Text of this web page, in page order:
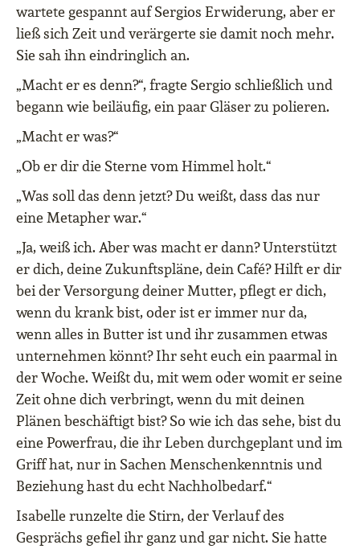
wartete gespannt auf Sergios Erwiderung, aber er
ließ sich Zeit und verärgerte sie damit noch mehr.
Sie sah ihn eindringlich an.
„Macht er es denn?“, fragte Sergio schließlich und
begann wie beiläufig, ein paar Gläser zu polieren.
„Macht er was?“
„Ob er dir die Sterne vom Himmel holt.“
„Was soll das denn jetzt? Du weißt, dass das nur
eine Metapher war.“
„Ja, weiß ich. Aber was macht er dann? Unterstützt
er dich, deine Zukunftspläne, dein Café? Hilft er dir
bei der Versorgung deiner Mutter, pflegt er dich,
wenn du krank bist, oder ist er immer nur da,
wenn alles in Butter ist und ihr zusammen etwas
unternehmen könnt? Ihr seht euch ein paarmal in
der Woche. Weißt du, mit wem oder womit er seine
Zeit ohne dich verbringt, wenn du mit deinen
Plänen beschäftigt bist? So wie ich das sehe, bist du
eine Powerfrau, die ihr Leben durchgeplant und im
Griff hat, nur in Sachen Menschenkenntnis und
Beziehung hast du echt Nachholbedarf.“
Isabelle runzelte die Stirn, der Verlauf des
Gesprächs gefiel ihr ganz und gar nicht. Sie hatte